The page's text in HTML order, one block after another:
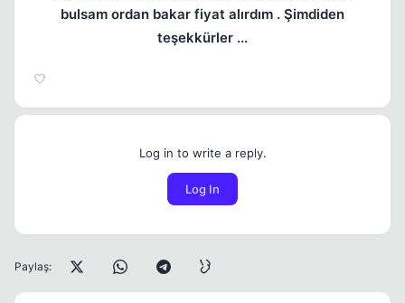
bulsam ordan bakar fiyat alırdım . Şimdiden
teşekkürler ...
Log in to write a reply.
Log In
Paylaş: